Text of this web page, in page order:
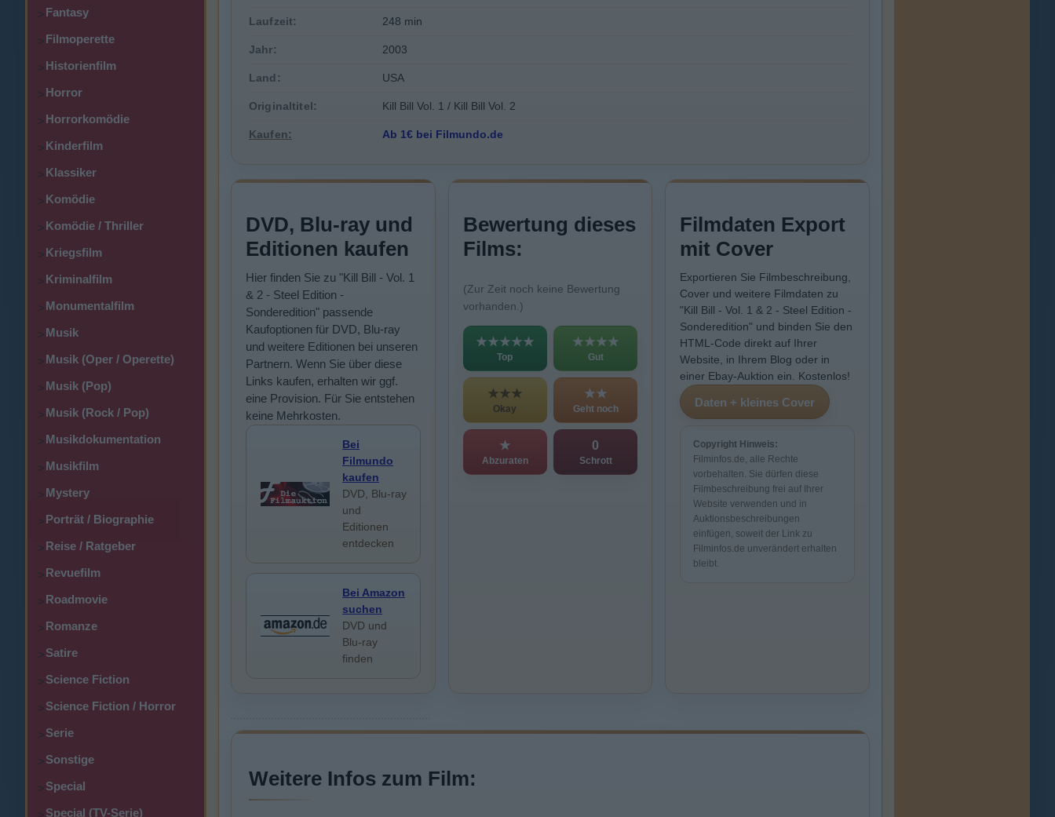
>Fantasy
>Filmoperette
>Historienfilm
>Horror
>Horrorkomödie
>Kinderfilm
>Klassiker
>Komödie
>Komödie / Thriller
>Kriegsfilm
>Kriminalfilm
>Monumentalfilm
>Musik
>Musik (Oper / Operette)
>Musik (Pop)
>Musik (Rock / Pop)
>Musikdokumentation
>Musikfilm
>Mystery
>Porträt / Biographie
>Reise / Ratgeber
>Revuefilm
>Roadmovie
>Romanze
>Satire
>Science Fiction
>Science Fiction / Horror
>Serie
>Sonstige
>Special
Special (TV-Serie)
Laufzeit: 248 min
Jahr: 2003
Land: USA
Originaltitel: Kill Bill Vol. 1 / Kill Bill Vol. 2
Kaufen: Ab 1€ bei Filmundo.de
DVD, Blu-ray und
Editionen kaufen
Hier finden Sie zu "Kill Bill - Vol. 1
& 2 - Steel Edition -
Sonderedition" passende
Kaufoptionen für DVD, Blu-ray
und weitere Editionen bei unseren
Partnern. Wenn Sie über diese
Links kaufen, erhalten wir ggf.
eine Provision. Für Sie entstehen
keine Mehrkosten.
Bei
Filmundo
kaufen
DVD, Blu-ray
und
Editionen
entdecken
Bei Amazon
suchen
DVD und
Blu-ray
finden
Bewertung dieses
Films:
(Zur Zeit noch keine Bewertung
vorhanden.)
★★★★★
Top
★★★★
Gut
★★★
Okay
★★
Geht noch
★
Abzuraten
0
Schrott
Filmdaten Export
mit Cover
Exportieren Sie Filmbeschreibung,
Cover und weitere Filmdaten zu
"Kill Bill - Vol. 1 & 2 - Steel Edition -
Sonderedition" und binden Sie den
HTML-Code direkt auf Ihrer
Website, in Ihrem Blog oder in
einer Ebay-Auktion ein. Kostenlos!
Copyright Hinweis:
Filminfos.de, alle Rechte
vorbehalten. Sie dürfen diese
Filmbeschreibung frei auf Ihrer
Website verwenden und in
Auktionsbeschreibungen
einfügen, soweit der Link zu
Filminfos.de unverändert erhalten
bleibt.
Weitere Infos zum Film: